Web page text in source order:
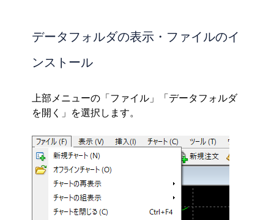
データフォルダの表示・ファイルのイ
ンストール
上部メニューの「ファイル」「データフォルダ
を開く」を選択します。